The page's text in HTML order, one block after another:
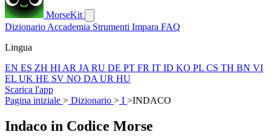
MorseKit
Dizionario Accademia Strumenti Impara FAQ
Lingua
EN ES ZH HI AR JA RU DE PT FR IT ID KO PL CS TH BN VI
EL UK HE SV NO DA UR HU
Scarica l'app
Pagina iniziale > Dizionario > I >INDACO
Indaco in Codice Morse